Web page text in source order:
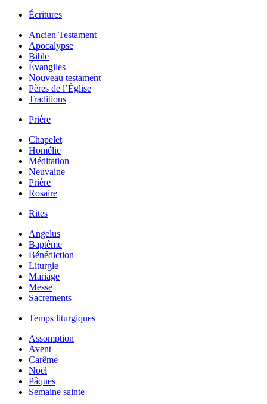
Écritures
Ancien Testament
Apocalypse
Bible
Évangiles
Nouveau testament
Pères de l’Église
Traditions
Prière
Chapelet
Homélie
Méditation
Neuvaine
Prière
Rosaire
Rites
Angelus
Baptême
Bénédiction
Liturgie
Mariage
Messe
Sacrements
Temps liturgiques
Assomption
Avent
Carême
Noël
Pâques
Semaine sainte